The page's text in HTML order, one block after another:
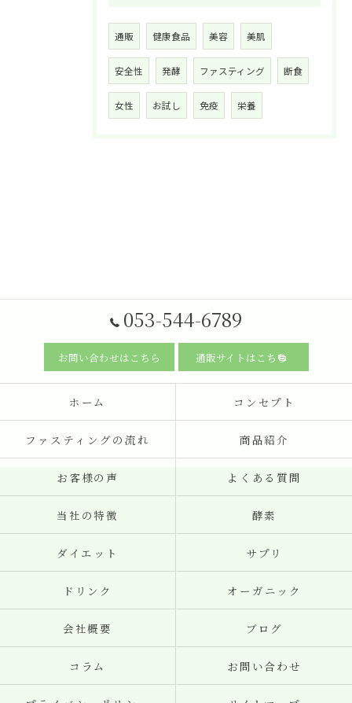
通販 健康食品 美容 美肌
安全性 発酵 ファスティング 断食
女性 お試し 免疫 栄養
053-544-6789
お問い合わせはこちら 通販サイトはこちら
ホーム コンセプト
ファスティングの流れ 商品紹介
お客様の声 よくある質問
当社の特徴 酵素
ダイエット サプリ
ドリンク オーガニック
会社概要 ブログ
コラム お問い合わせ